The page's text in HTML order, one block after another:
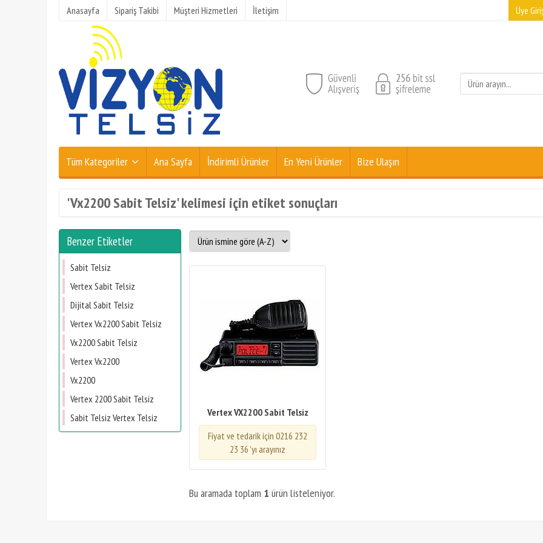
Anasayfa Sipariş Takibi Müşteri Hizmetleri İletişim Üye
Tüm Kategoriler Ana Sayfa İndirimli Ürünler En Yeni Ürünler Bize Ulaşın
'Vx2200 Sabit Telsiz' kelimesi için etiket sonuçları
Benzer Etiketler
Sabit Telsiz
Vertex Sabit Telsiz
Dijital Sabit Telsiz
Vertex Vx2200 Sabit Telsiz
Vx2200 Sabit Telsiz
Vertex Vx2200
Vx2200
Vertex 2200 Sabit Telsiz
Sabit Telsiz Vertex Telsiz
Vertex VX2200 Sabit Telsiz
Fiyat ve tedarik için 0216 232
23 36 'yı arayınız
Bu aramada toplam 1 ürün listeleniyor.